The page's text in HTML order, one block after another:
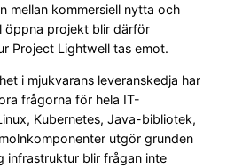
mellan kommersiell nytta och
öppna projekt blir därför
Project Lightwell tas emot.
i mjukvarans leveranskedja har
frågorna för hela IT-
Kubernetes, Java-bibliotek,
utgör grunden
infrastruktur blir frågan inte